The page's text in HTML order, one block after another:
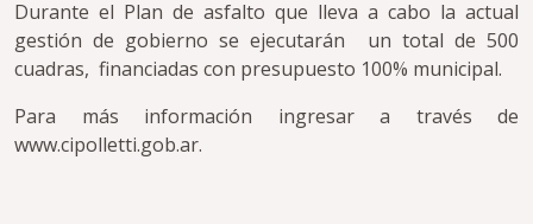
Durante el Plan de asfalto que lleva a cabo la actual
gestión de gobierno se ejecutarán un total de 500
cuadras, financiadas con presupuesto 100% municipal.
Para más información ingresar a través de
www.cipolletti.gob.ar.